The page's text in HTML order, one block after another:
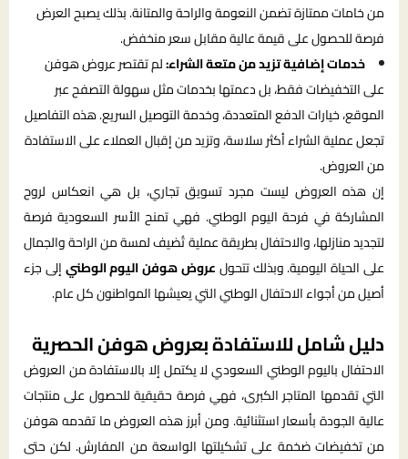
من خامات ممتازة تضمن النعومة والراحة والمتانة. بذلك يصبح العرض
فرصة للحصول على قيمة عالية مقابل سعر منخفض.
خدمات إضافية تزيد من متعة الشراء:لم تقتصر عروض هوفن
على التخفيضات فقط، بل دعمتها بخدمات مثل سهولة التصفح عبر
الموقع، خيارات الدفع المتعددة، وخدمة التوصيل السريع. هذه التفاصيل
تجعل عملية الشراء أكثر سلاسة، وتزيد من إقبال العملاء على الاستفادة
من العروض.
إن هذه العروض ليست مجرد تسويق تجاري، بل هي انعكاس لروح
المشاركة في فرحة اليوم الوطني. فهي تمنح الأسر السعودية فرصة
لتجديد منازلها، والاحتفال بطريقة عملية تُضيف لمسة من الراحة والجمال
على الحياة اليومية. وبذلك تتحولعروض هوفن اليوم الوطنيإلى جزء
أصيل من أجواء الاحتفال الوطني التي يعيشها المواطنون كل عام.
دليل شامل للاستفادة بعروض هوفن الحصرية
الاحتفال باليوم الوطني السعودي لا يكتمل إلا بالاستفادة من العروض
التي تقدمها المتاجر الكبرى، فهي فرصة حقيقية للحصول على منتجات
عالية الجودة بأسعار استثنائية. ومن أبرز هذه العروض ما تقدمه هوفن
من تخفيضات ضخمة على تشكيلتها الواسعة من المفارش. لكن حتى